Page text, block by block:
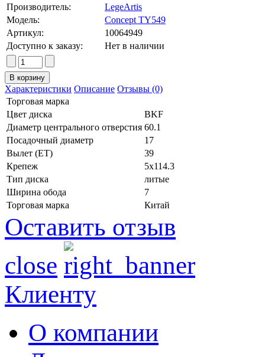
Производитель:
LegeArtis
Модель:
Concept TY549
Артикул:
10064949
Доступно к заказу:
Нет в наличии
Характеристики Описание Отзывы (0)
Торговая марка
Цвет диска
BKF
Диаметр центрального отверстия 60.1
Посадочный диаметр
17
Вылет (ET)
39
Крепеж
5x114.3
Тип диска
литые
Ширина обода
7
Торговая марка
Китай
Оставить отзыв
close
Клиенту
О компании